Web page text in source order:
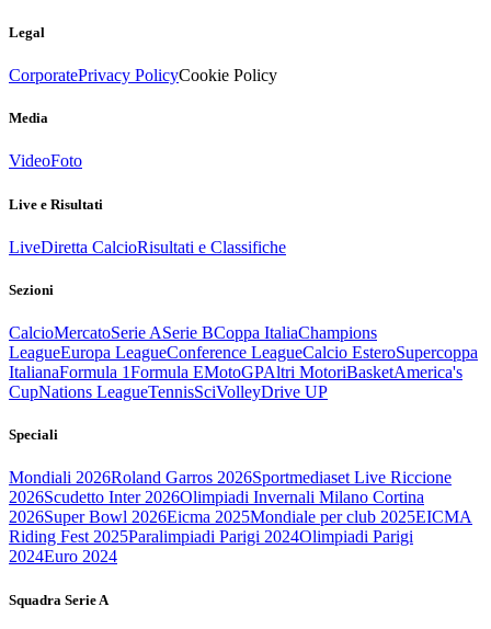
Legal
CorporatePrivacy PolicyCookie Policy
Media
VideoFoto
Live e Risultati
LiveDiretta CalcioRisultati e Classifiche
Sezioni
CalcioMercatoSerie ASerie BCoppa ItaliaChampions
LeagueEuropa LeagueConference LeagueCalcio EsteroSupercoppa
ItalianaFormula 1Formula EMotoGPAltri MotoriBasketAmerica's
CupNations LeagueTennisSciVolleyDrive UP
Speciali
Mondiali 2026Roland Garros 2026Sportmediaset Live Riccione
2026Scudetto Inter 2026Olimpiadi Invernali Milano Cortina
2026Super Bowl 2026Eicma 2025Mondiale per club 2025EICMA
Riding Fest 2025Paralimpiadi Parigi 2024Olimpiadi Parigi
2024Euro 2024
Squadra Serie A